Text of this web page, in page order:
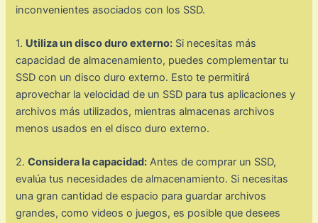
inconvenientes asociados con los SSD.
1. Utiliza un disco duro externo: Si necesitas más
capacidad de almacenamiento, puedes complementar tu
SSD con un disco duro externo. Esto te permitirá
aprovechar la velocidad de un SSD para tus aplicaciones y
archivos más utilizados, mientras almacenas archivos
menos usados en el disco duro externo.
2.Considera la capacidad: Antes de comprar un SSD,
evalúa tus necesidades de almacenamiento. Si necesitas
una gran cantidad de espacio para guardar archivos
grandes, como videos o juegos, es posible que desees